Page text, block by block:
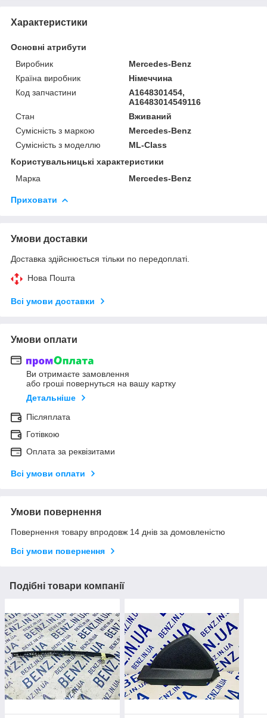
Характеристики
Основні атрибути
Виробник
Mercedes-Benz
Країна виробник
Німеччина
Код запчастини
A1648301454,
A16483014549116
Стан
Вживаний
Сумісність з маркою
Mercedes-Benz
Сумісність з моделлю
ML-Class
Користувальницькі характеристики
Марка
Mercedes-Benz
Приховати
Умови доставки
Доставка здійснюється тільки по передоплаті.
Нова Пошта
Всі умови доставки
Умови оплати
Ви отримаєте замовлення
або гроші повернуться на вашу картку
Детальніше
Післяплата
Готівкою
Оплата за реквізитами
Всі умови оплати
Умови повернення
Повернення товару впродовж 14 днів за домовленістю
Всі умови повернення
Подібні товари компанії